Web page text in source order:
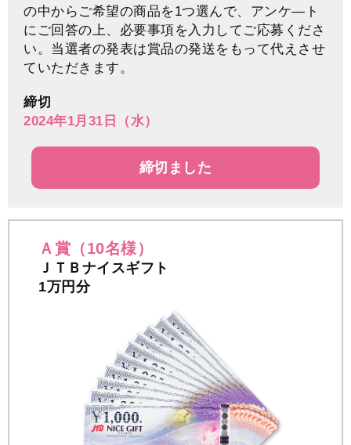
の中からご希望の商品を1つ選んで、アンケ―ト
にご回答の上、必要事項を入力してご応募くださ
い。当選者の発表は賞品の発送をもって代えさせ
ていただきます。
締切
2024年1月31日（水）
締切ました
Ａ賞（10名様）
ＪＴＢナイスギフト
1万円分